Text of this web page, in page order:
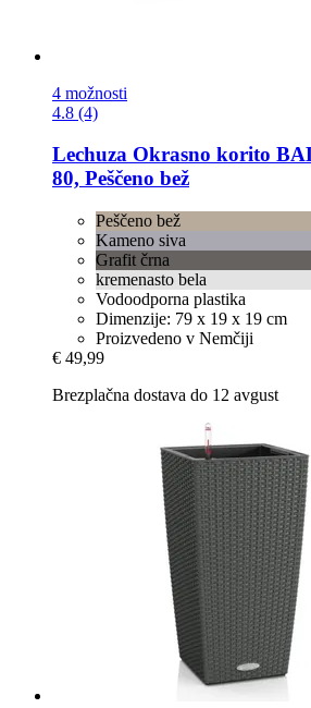
4 možnosti
4.8 (4)
Lechuza Okrasno korito
80, Peščeno bež
Peščeno bež
Kameno siva
Grafit črna
kremenasto bela
Vodoodporna plastika
Dimenzije: 79 x 19 x 19 cm
Proizvedeno v Nemčiji
€ 49,99
Brezplačna dostava do 12 avgust